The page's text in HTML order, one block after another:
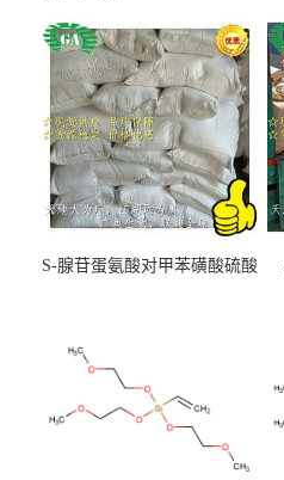
S-腺苷蛋氨酸对甲苯磺酸硫酸